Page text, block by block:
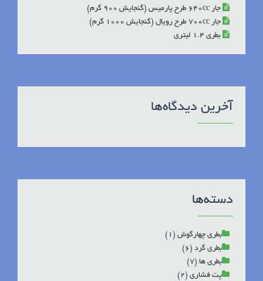
جار 640cc طرح پارمیس (گنجایش 900 گرم)
جار 700cc طرح رویال (گنجایش 1000 گرم)
بطری 1.4 لیتری
آخرین دیدگاه‌ها
دسته‌ها
بطری چهارگوش (1)
بطری گرد (6)
بطری ها (7)
پت فشاری (2)